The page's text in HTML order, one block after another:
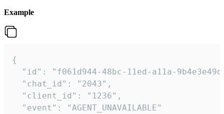
Example
{
"id": "f061d944-48bc-11ed-a11a-
  "chat_id": "2043",
  "client_id": "1236",
  "event": "AGENT_UNAVAILABLE"